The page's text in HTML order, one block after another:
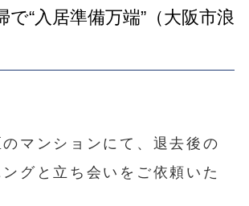
で“入居準備万端”（大阪市浪
マンションにて、退去後の
グと立ち会いをご依頼いた